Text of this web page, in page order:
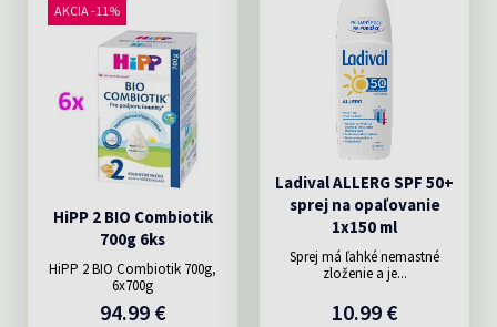
AKCIA -11%
HiPP 2 BIO Combiotik
700g 6ks
HiPP 2 BIO Combiotik 700g,
6x700g
94.99 €
Ladival ALLERG SPF 50+
sprej na opaľovanie
1x150 ml
Sprej má ľahké nemastné
zloženie a je...
10.99 €